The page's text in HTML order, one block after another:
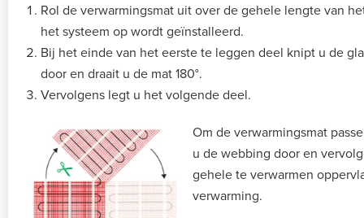
Rol de verwarmingsmat uit over de gehele lengte van
het systeem op wordt geïnstalleerd.
Bij het einde van het eerste te leggen deel knipt u de
door en draait u de mat 180°.
Vervolgens legt u het volgende deel.
Om de verwarmingsmat
u de webbing door en
gehele te verwarmen
verwarming.